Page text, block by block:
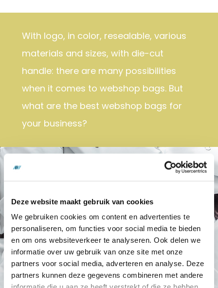
Deze website maakt gebruik van cookies
We gebruiken cookies om content en advertenties te
personaliseren, om functies voor social media te bieden
en om ons websiteverkeer te analyseren. Ook delen we
informatie over uw gebruik van onze site met onze
partners voor social media, adverteren en analyse. Deze
partners kunnen deze gegevens combineren met andere
With logo, in color, resealable, various
materials and sizes, with die-cut
handle: there are many possibilities
when it comes to webshop bags. But
what are the best webshop bags for
your business?